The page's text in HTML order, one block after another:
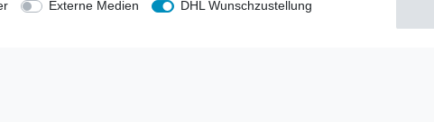
Externe Medien
DHL Wunschzustellung